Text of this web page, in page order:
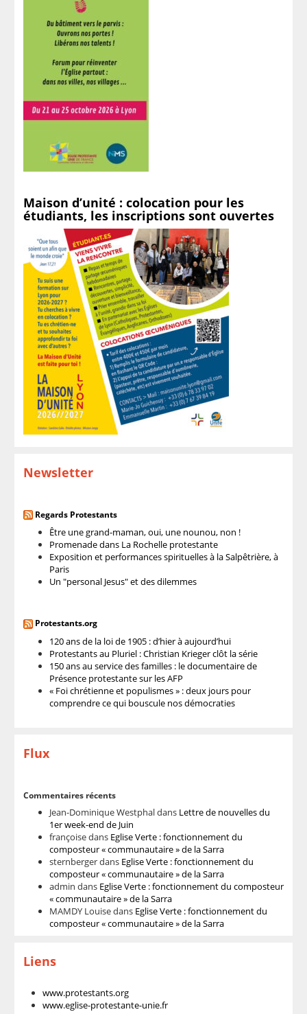
Maison d’unité : colocation pour les
étudiants, les inscriptions sont ouvertes
Newsletter
Regards Protestants
Être une grand-maman, oui, une nounou, non !
Promenade dans La Rochelle protestante
Exposition et performances spirituelles à la Salpêtrière, à
Paris
Un "personal Jesus" et des dilemmes
Protestants.org
120 ans de la loi de 1905 : d’hier à aujourd’hui
Protestants au Pluriel : Christian Krieger clôt la série
150 ans au service des familles : le documentaire de
Présence protestante sur les AFP
« Foi chrétienne et populismes » : deux jours pour
comprendre ce qui bouscule nos démocraties
Flux
Commentaires récents
Jean-Dominique Westphaldans Lettre de nouvelles du
1er week-end de Juin
françoisedans Eglise Verte : fonctionnement du
composteur « communautaire » de la Sarra
sternbergerdans Eglise Verte : fonctionnement du
composteur « communautaire » de la Sarra
admin dans Eglise Verte : fonctionnement du composteur
« communautaire » de la Sarra
MAMDY Louisedans Eglise Verte : fonctionnement du
composteur « communautaire » de la Sarra
Liens
www.protestants.org
www.eglise-protestante-unie.fr